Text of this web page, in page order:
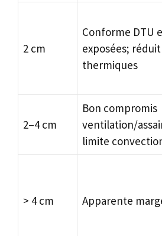
2 cm
Conforme DTU
exposées;
thermiques
2–4 cm
Bon compromis
ventilation/
limite
> 4 cm Apparente